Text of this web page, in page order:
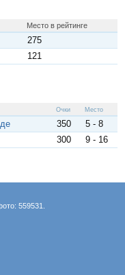
Место в рейтинге
275
121
Очки Место
350
5 - 8
300 9 - 16
559531.